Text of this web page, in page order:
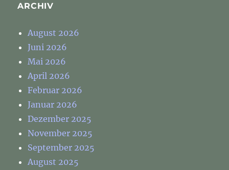
ARCHIV
August 2026
Juni 2026
Mai 2026
April 2026
Februar 2026
Januar 2026
Dezember 2025
November 2025
September 2025
August 2025